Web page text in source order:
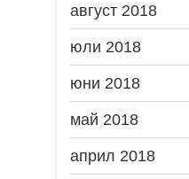
август 2018
юли 2018
юни 2018
май 2018
април 2018